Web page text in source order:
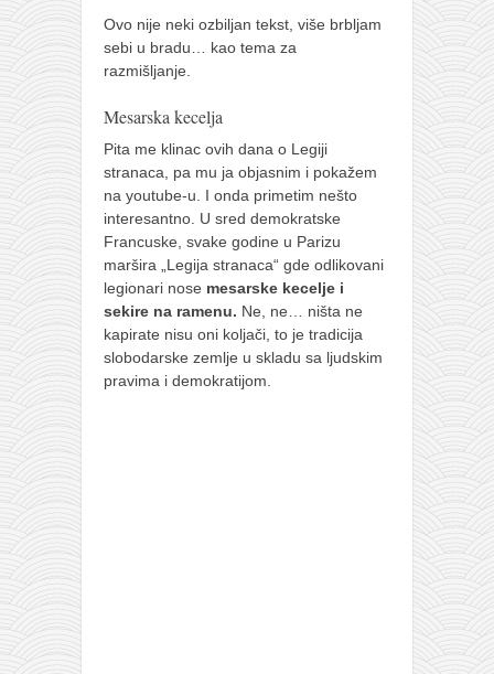
azbuki i knjige
najnovije na blogu
istorija karatea
bubishi
kihon
naihanchi
kushanku
passai
Ovo nije neki ozbiljan tekst, više brbljam
sebi u bradu… kao tema za
razmišljanje.
Mesarska kecelja
Pita me klinac ovih dana o Legiji
stranaca, pa mu ja objasnim i pokažem
na youtube-u. I onda primetim nešto
interesantno. U sred demokratske
Francuske, svake godine u Parizu
maršira „Legija stranaca“ gde odlikovani
legionari nose mesarske kecelje i
sekire na ramenu. Ne, ne… ništa ne
kapirate nisu oni koljači, to je tradicija
slobodarske zemlje u skladu sa ljudskim
pravima i demokratijom.